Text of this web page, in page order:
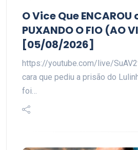
O Vice Que ENCAROU
PUXANDO O FIO (AO
[05/08/2026]
https://youtube.com/live/
cara que pediu a prisão do
foi…